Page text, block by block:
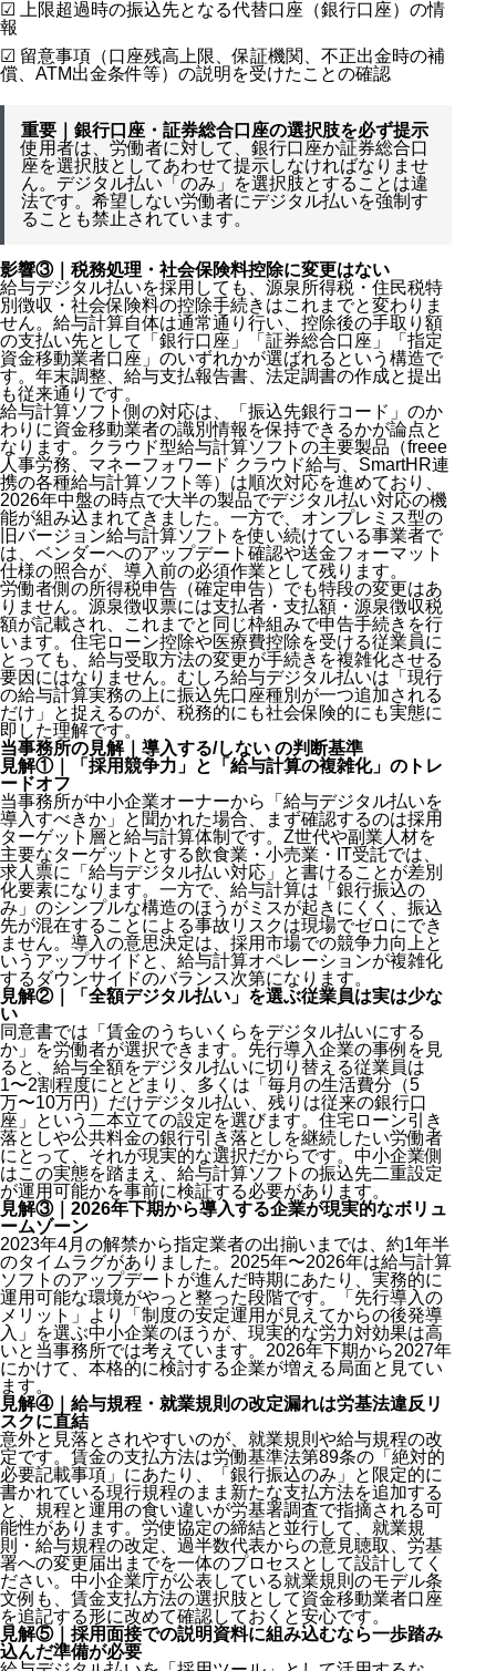
☑ 上限超過時の振込先となる代替口座（銀行口座）の情
報
☑ 留意事項（口座残高上限、保証機関、不正出金時の補
償、ATM出金条件等）の説明を受けたことの確認
重要｜銀行口座・証券総合口座の選択肢を必ず提示
使用者は、労働者に対して、銀行口座か証券総合口
座を選択肢としてあわせて提示しなければなりませ
ん。デジタル払い「のみ」を選択肢とすることは違
法です。希望しない労働者にデジタル払いを強制す
ることも禁止されています。
影響③｜税務処理・社会保険料控除に変更はない
給与デジタル払いを採用しても、源泉所得税・住民税特
別徴収・社会保険料の控除手続きはこれまでと変わりま
せん。給与計算自体は通常通り行い、控除後の手取り額
の支払い先として「銀行口座」「証券総合口座」「指定
資金移動業者口座」のいずれかが選ばれるという構造で
す。年末調整、給与支払報告書、法定調書の作成と提出
も従来通りです。
給与計算ソフト側の対応は、「振込先銀行コード」のか
わりに資金移動業者の識別情報を保持できるかが論点と
なります。クラウド型給与計算ソフトの主要製品（freee
人事労務、マネーフォワード クラウド給与、SmartHR連
携の各種給与計算ソフト等）は順次対応を進めており、
2026年中盤の時点で大半の製品でデジタル払い対応の機
能が組み込まれてきました。一方で、オンプレミス型の
旧バージョン給与計算ソフトを使い続けている事業者で
は、ベンダーへのアップデート確認や送金フォーマット
仕様の照合が、導入前の必須作業として残ります。
労働者側の所得税申告（確定申告）でも特段の変更はあ
りません。源泉徴収票には支払者・支払額・源泉徴収税
額が記載され、これまでと同じ枠組みで申告手続きを行
います。住宅ローン控除や医療費控除を受ける従業員に
とっても、給与受取方法の変更が手続きを複雑化させる
要因にはなりません。むしろ給与デジタル払いは「現行
の給与計算実務の上に振込先口座種別が一つ追加される
だけ」と捉えるのが、税務的にも社会保険的にも実態に
即した理解です。
当事務所の見解｜導入する/しない の判断基準
見解①｜「採用競争力」と「給与計算の複雑化」のトレ
ードオフ
当事務所が中小企業オーナーから「給与デジタル払いを
導入すべきか」と聞かれた場合、まず確認するのは採用
ターゲット層と給与計算体制です。Z世代や副業人材を
主要なターゲットとする飲食業・小売業・IT受託では、
求人票に「給与デジタル払い対応」と書けることが差別
化要素になります。一方で、給与計算は「銀行振込の
み」のシンプルな構造のほうがミスが起きにくく、振込
先が混在することによる事故リスクは現場でゼロにでき
ません。導入の意思決定は、採用市場での競争力向上と
いうアップサイドと、給与計算オペレーションが複雑化
するダウンサイドのバランス次第になります。
見解②｜「全額デジタル払い」を選ぶ従業員は実は少な
い
同意書では「賃金のうちいくらをデジタル払いにする
か」を労働者が選択できます。先行導入企業の事例を見
ると、給与全額をデジタル払いに切り替える従業員は
1〜2割程度にとどまり、多くは「毎月の生活費分（5
万〜10万円）だけデジタル払い、残りは従来の銀行口
座」という二本立ての設定を選びます。住宅ローン引き
落としや公共料金の銀行引き落としを継続したい労働者
にとって、それが現実的な選択だからです。中小企業側
はこの実態を踏まえ、給与計算ソフトの振込先二重設定
が運用可能かを事前に検証する必要があります。
見解③｜2026年下期から導入する企業が現実的なボリュ
ームゾーン
2023年4月の解禁から指定業者の出揃いまでは、約1年半
のタイムラグがありました。2025年〜2026年は給与計算
ソフトのアップデートが進んだ時期にあたり、実務的に
運用可能な環境がやっと整った段階です。「先行導入の
メリット」より「制度の安定運用が見えてからの後発導
入」を選ぶ中小企業のほうが、現実的な労力対効果は高
いと当事務所では考えています。2026年下期から2027年
にかけて、本格的に検討する企業が増える局面と見てい
ます。
見解④｜給与規程・就業規則の改定漏れは労基法違反リ
スクに直結
意外と見落とされやすいのが、就業規則や給与規程の改
定です。賃金の支払方法は労働基準法第89条の「絶対的
必要記載事項」にあたり、「銀行振込のみ」と限定的に
書かれている現行規程のまま新たな支払方法を追加する
と、規程と運用の食い違いが労基署調査で指摘される可
能性があります。労使協定の締結と並行して、就業規
則・給与規程の改定、過半数代表からの意見聴取、労基
署への変更届出までを一体のプロセスとして設計してく
ださい。中小企業庁が公表している就業規則のモデル条
文例も、賃金支払方法の選択肢として資金移動業者口座
を追記する形に改めて確認しておくと安心です。
見解⑤｜採用面接での説明資料に組み込むなら一歩踏み
込んだ準備が必要